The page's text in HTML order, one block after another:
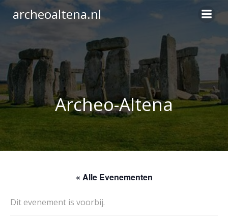
inhoud
archeoaltena.nl
Archeo-Altena
« Alle Evenementen
Dit evenement is voorbij.